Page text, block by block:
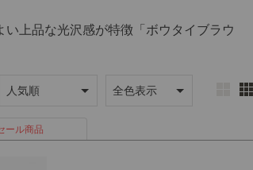
上品な光沢感が特徴「ボウタイブラウ
ール商品